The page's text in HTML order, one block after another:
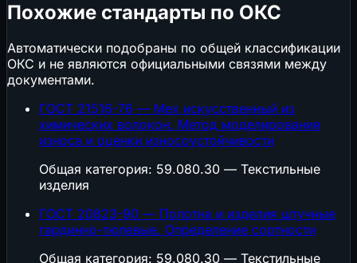
Похожие стандарты по ОКС
Автоматически подобраны по общей классификации
ОКС и не являются официальными связями между
документами.
ГОСТ 21516-76 — Мех искусственный из
химических волокон. Метод моделирования
износа и оценки износоустойчивости
Общая категория: 59.080.30 — Текстильные
изделия
ГОСТ 20823-90 — Полотна и изделия штучные
гардинно-тюлевые. Определение сортности
Общая категория: 59.080.30 — Текстильные